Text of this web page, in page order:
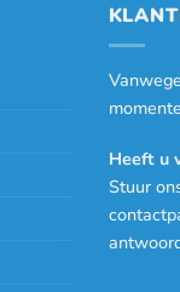
Heeft u
Stuur